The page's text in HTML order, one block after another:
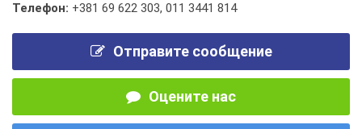
Телефон: +381 69 622 303, 011 3441 814
Отправите сообщение
Оцените нас